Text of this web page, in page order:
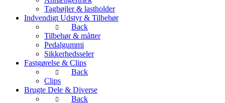
Tagbøjler & lastholder
Indvendigt Udstyr & Tilbehør
Back
Tilbehør & måtter
Pedalgummi
Sikkerhedsseler
Fastgørelse & Clips
Back
Clips
Brugte Dele & Diverse
Back